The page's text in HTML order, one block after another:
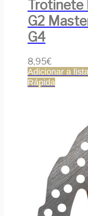
Trotinete
G2
G4
8,95€
Adicionar a
Rápida